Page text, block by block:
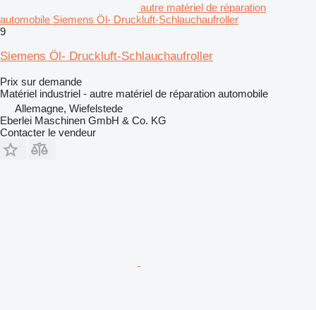
autre matériel de réparation
automobile Siemens Öl- Druckluft-Schlauchaufroller
9
Siemens Öl- Druckluft-Schlauchaufroller
Prix sur demande
Matériel industriel - autre matériel de réparation automobile
Allemagne, Wiefelstede
Eberlei Maschinen GmbH & Co. KG
Contacter le vendeur